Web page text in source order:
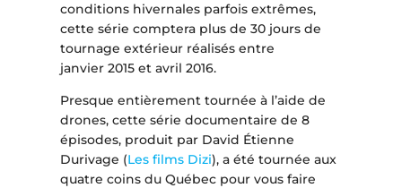
conditions hivernales parfois extrêmes,
cette série comptera plus de 30 jours de
tournage extérieur réalisés entre
janvier 2015 et avril 2016.
Presque entièrement tournée à l’aide de
drones, cette série documentaire de 8
épisodes, produit par David Étienne
Durivage (Les films Dizi), a été tournée aux
quatre coins du Québec pour vous faire